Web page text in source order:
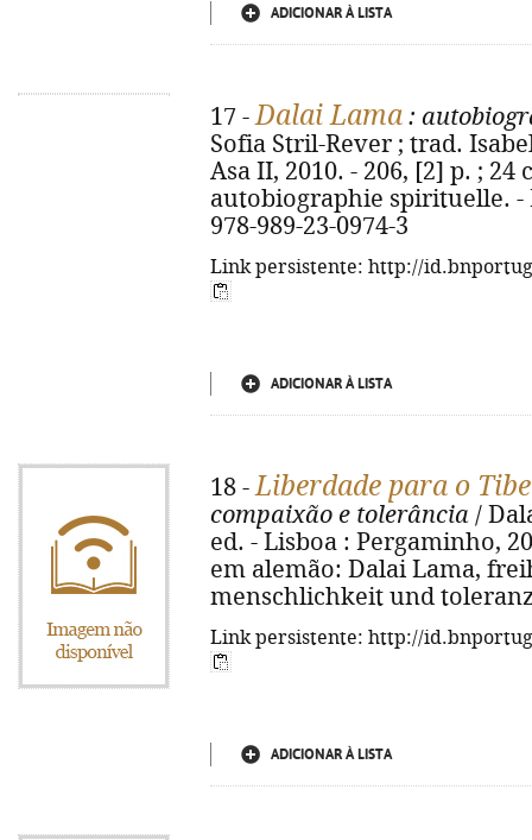
ADICIONAR À LISTA
17 -Dalai Lama :
Sofia Stril-Rever ; trad.
Asa II, 2010. - 206, [2] p. ;
autobiographie spirituelle. -
978-989-23-0974-3
Link persistente: http://
ADICIONAR À LISTA
18 -Liberdade para o
compaixão e tolerância /
ed. - Lisboa : Pergaminho,
em alemão: Dalai Lama,
menschlichkeit und
Link persistente: http://
ADICIONAR À LISTA